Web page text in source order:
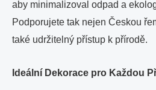
aby minimalizoval odpad a
Podporujete tak nejen Českou
také udržitelný přístup k přírodě.
Ideální Dekorace pro Každou